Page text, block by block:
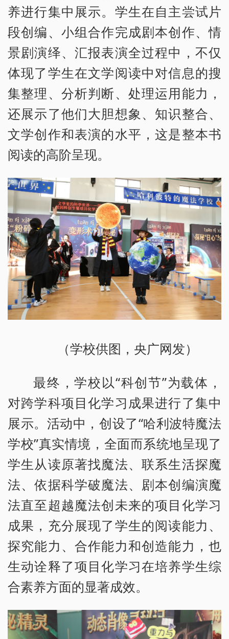
养进行集中展示。学生在自主尝试片
段创编、小组合作完成剧本创作、情
景剧演绎、汇报表演全过程中，不仅
体现了学生在文学阅读中对信息的搜
集整理、分析判断、处理运用能力，
还展示了他们大胆想象、知识整合、
文学创作和表演的水平，这是整本书
阅读的高阶呈现。
（学校供图，央广网发）
最终，学校以“科创节”为载体，
对跨学科项目化学习成果进行了集中
展示。活动中，创设了“哈利波特魔法
学校”真实情境，全面而系统地呈现了
学生从读原著找魔法、联系生活探魔
法、依据科学破魔法、剧本创编演魔
法直至超越魔法创未来的项目化学习
成果，充分展现了学生的阅读能力、
探究能力、合作能力和创造能力，也
生动诠释了项目化学习在培养学生综
合素养方面的显著成效。